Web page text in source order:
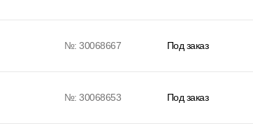
№: 30068667 Под заказ
№: 30068653 Под заказ